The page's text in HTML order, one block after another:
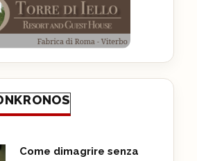
Come dimagrire senza